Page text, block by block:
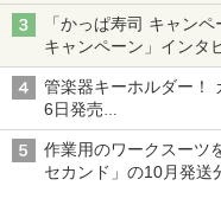
「かっぱ寿司 キャン
キャンペーン」インタ
子どもが楽しめるかっ
追求
管楽器キーホルダー！
6日発売
チューバ、テナサクな
作業用のワークスーツ
セカンド」の10月発送